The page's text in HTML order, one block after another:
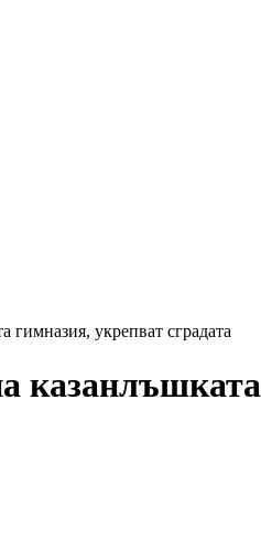
гимназия, укрепват сградата